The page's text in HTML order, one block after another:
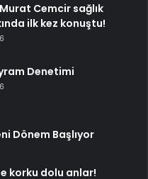
Cemcir sağlık
ilk kez konuştu!
Denetimi
Dönem Başlıyor
korku dolu anlar!